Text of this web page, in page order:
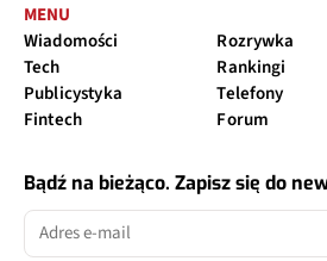
MENU
Wiadomości
Tech
Publicystyka
Fintech
Rozrywka
Rankingi
Telefony
Forum
Bądź na bieżąco. Zapisz się do